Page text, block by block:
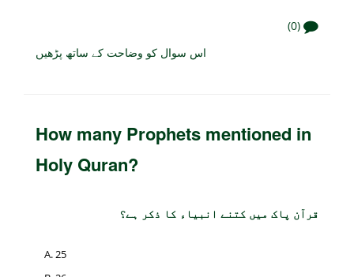
(0)
اس سوال کو وضاحت کے ساتھ پڑھیں
How many Prophets mentioned in
Holy Quran?
قرآن پاک میں کتنے انبیاء کا ذکر ہے؟
25